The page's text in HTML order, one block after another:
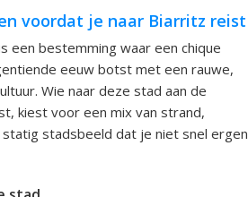
voordat je naar Biarritz reist
een bestemming waar een chique
eeuw botst met een rauwe,
Wie naar deze stad aan de
kiest voor een mix van strand,
stadsbeeld dat je niet snel